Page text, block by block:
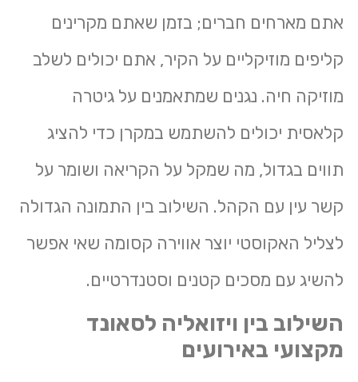
אתם מארחים חברים; בזמן שאתם מקרינים
קליפים מוזיקליים על הקיר, אתם יכולים לשלב
מוזיקה חיה. נגנים שמתאמנים על גיטרה
קלאסית יכולים להשתמש במקרן כדי להציג
תווים בגדול, מה שמקל על הקריאה ושומר על
קשר עין עם הקהל. השילוב בין התמונה הגדולה
לצליל האקוסטי יוצר אווירה קסומה שאי אפשר
להשיג עם מסכים קטנים וסטנדרטיים.
השילוב בין ויזואליה לסאונד
מקצועי באירועים